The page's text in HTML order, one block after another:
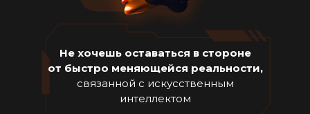
Не хочешь оставаться в стороне
от быстро меняющейся реальности,
связанной с искусственным
интеллектом